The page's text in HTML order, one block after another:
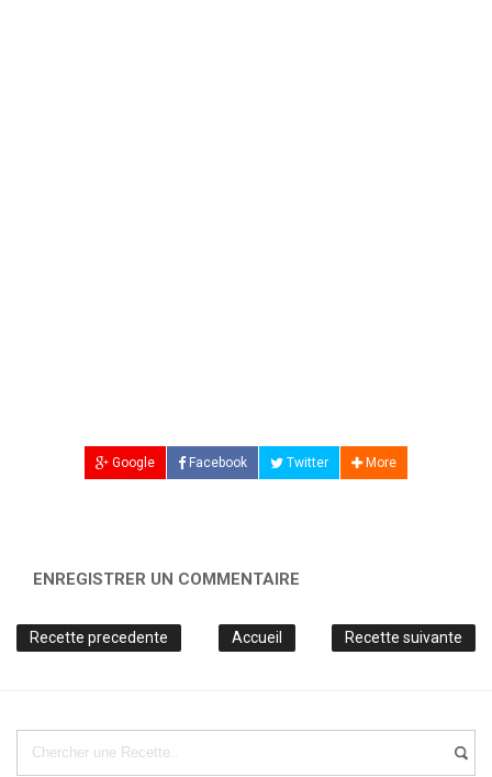
Google Facebook Twitter More
ENREGISTRER UN COMMENTAIRE
Recette precedente Recette suivante
Accueil